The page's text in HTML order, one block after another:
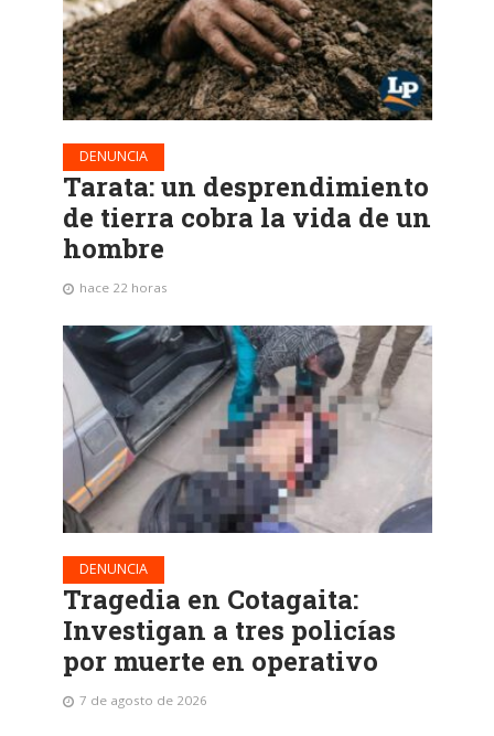
DENUNCIA
Tarata: un desprendimiento
de tierra cobra la vida de un
hombre
hace 22 horas
DENUNCIA
Tragedia en Cotagaita:
Investigan a tres policías
por muerte en operativo
7 de agosto de 2026